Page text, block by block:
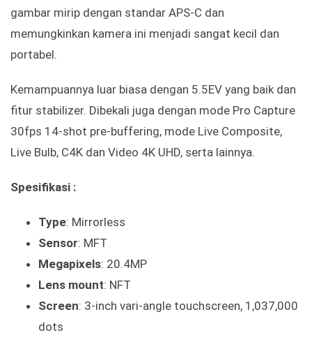
gambar mirip dengan standar APS-C dan
memungkinkan kamera ini menjadi sangat kecil dan
portabel.
Kemampuannya luar biasa dengan 5.5EV yang baik dan
fitur stabilizer. Dibekali juga dengan mode Pro Capture
30fps 14-shot pre-buffering, mode Live Composite,
Live Bulb, C4K dan Video 4K UHD, serta lainnya.
Spesifikasi :
Type: Mirrorless
Sensor: MFT
Megapixels: 20.4MP
Lens mount: NFT
Screen: 3-inch vari-angle touchscreen, 1,037,000
dots